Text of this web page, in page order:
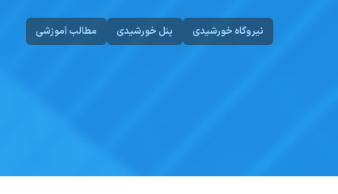
نیروگاه خورشیدی پنل خورشیدی مطالب آموزشی